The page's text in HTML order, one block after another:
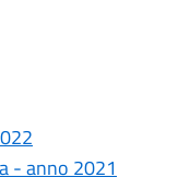
- anno 2021